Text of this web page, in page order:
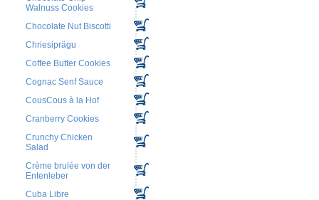
Walnuss Cookies
Chocolate Nut Biscotti
Chriesiprägu
Coffee Butter Cookies
Cognac Senf Sauce
CousCous à la Hof
Cranberry Cookies
Crunchy Chicken
Salad
Crème brulée von der
Entenleber
Cuba Libre